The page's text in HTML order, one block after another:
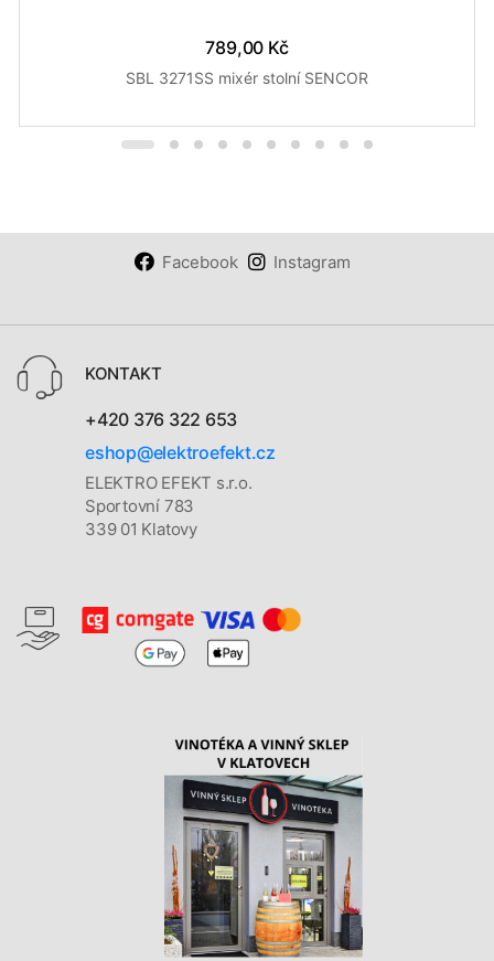
789,00 Kč
SBL 3271SS mixér stolní SENCOR
Facebook Instagram
KONTAKT
+420 376 322 653
eshop@elektroefekt.cz
ELEKTRO EFEKT s.r.o.
Sportovní 783
339 01 Klatovy